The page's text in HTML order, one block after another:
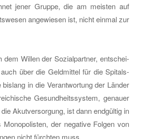
jener Grup­pe, die am meis­ten auf
an­ge­wie­sen ist, nicht ein­mal zur
Wil­len der So­zi­al­part­ner, ent­schei­
über die Geld­mit­tel für die Spi­tals­
in die Ver­ant­wor­tung der Län­der
Ge­sund­heits­sys­tem, ge­nau­er
Akut­ver­sor­gung, ist dann end­gül­tig in
Mo­no­po­lis­ten, der ne­ga­ti­ve Fol­gen von
nicht fürch­ten muss.